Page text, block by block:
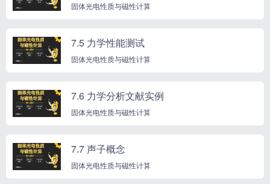
固体光电性质与磁性计算
7.5 力学性能测试
固体光电性质与磁性计算
7.6 力学分析文献实例
固体光电性质与磁性计算
7.7 声子概念
固体光电性质与磁性计算